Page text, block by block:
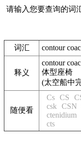
请输入您要查询的词
词汇 contour
释义
contour
体型座椅
(太空船中
随便看
Cs CS
csk
CSN
ctenidium
cts